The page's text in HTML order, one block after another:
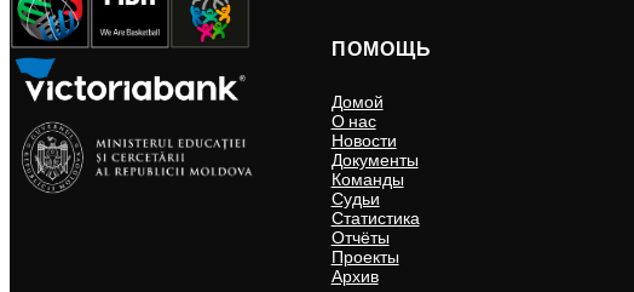
ПОМОЩЬ
Домой
О нас
Новости
Документы
Команды
Судьи
Статистика
Отчёты
Проекты
Архив